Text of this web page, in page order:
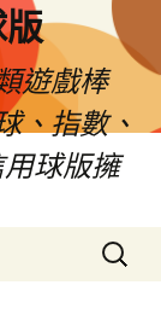
遊戲棒
、指數、
球版擁
搜
尋